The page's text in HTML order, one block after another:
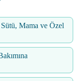
Mama ve Özel